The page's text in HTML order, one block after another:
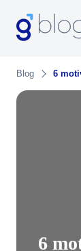
Blog 6
6